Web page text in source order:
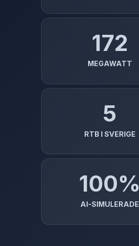
172
MEGAWATT
5
RTB I SVERIGE
100%
AI-SIMULERADE